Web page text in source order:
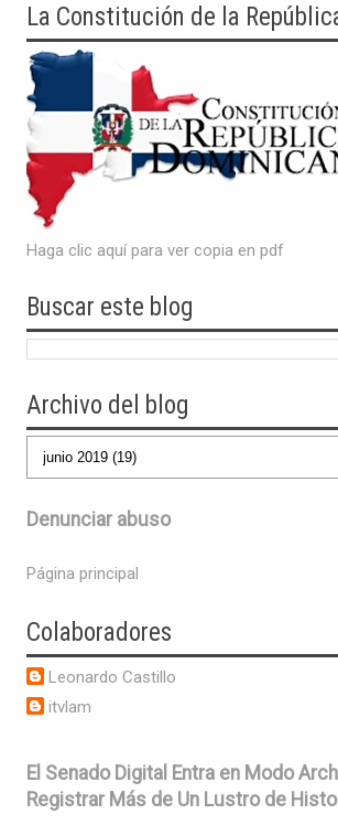
La Constitución de la
Haga clic aquí para ver copia en pdf
Buscar este blog
Archivo del blog
Denunciar abuso
Página principal
Colaboradores
Leonardo Castillo
itvlam
El Senado Digital Entra en Modo
Registrar Más de Un Lustro de